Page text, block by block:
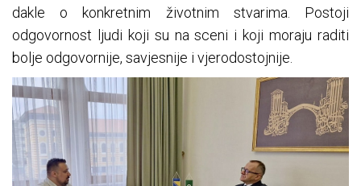
dakle o konkretnim životnim stvarima. Postoji
odgovornost ljudi koji su na sceni i koji moraju raditi
bolje odgovornije, savjesnije i vjerodostojnije.